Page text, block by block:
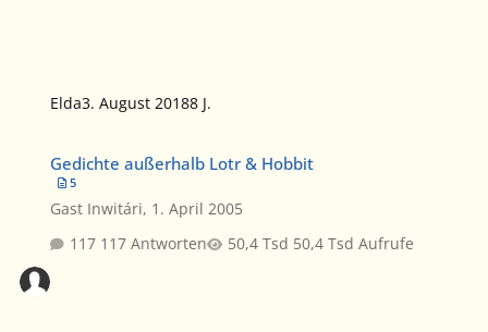
Elda3. August 20188 J.
Gedichte außerhalb Lotr & Hobbit
5
Gast Inwitári, 1. April 2005
117 Antworten
50,4 Tsd Aufrufe